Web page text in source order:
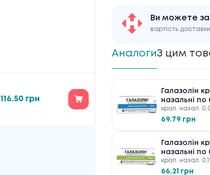
116.50 грн
Ви можете
вартість
АналогиЗ цим
Галазолін
назальні по
крап. назал.
крапел. 10 мл
69.79 грн
Галазолін
назальні по
крап. назал.
крапел. 10 мл
66.21 грн